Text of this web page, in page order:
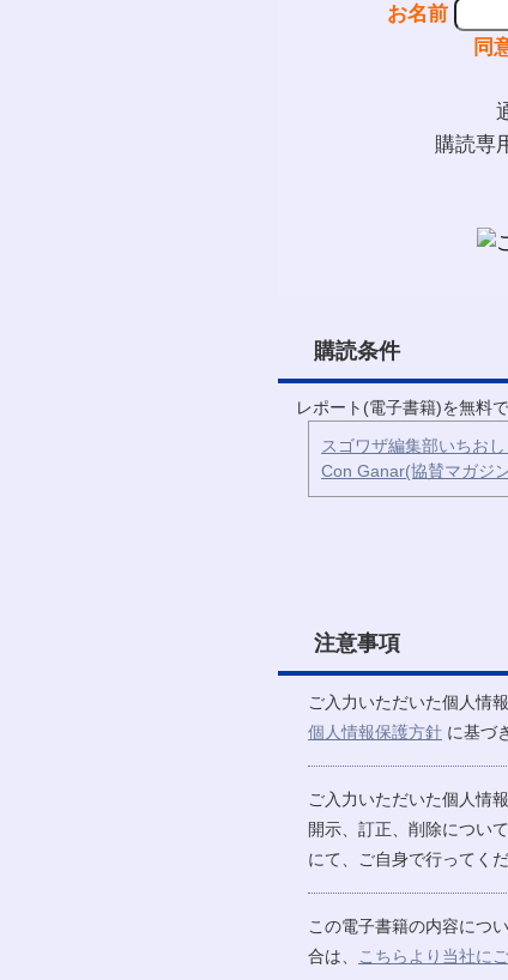
お名前
同
購読専
購読条件
レポート(電子書籍)を無料
スゴワザ編集部いちお
Con Ganar(協賛マガジ
注意事項
ご入力いただいた個人情
個人情報保護方針 に基づ
ご入力いただいた個人情
開示、訂正、削除につい
にて、ご自身で行ってく
この電子書籍の内容につ
合は、
こちらより当社に